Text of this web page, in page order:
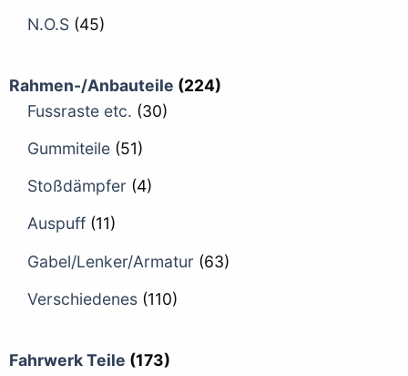
N.O.S (45)
Rahmen-/Anbauteile (224)
Fussraste etc. (30)
Gummiteile (51)
Stoßdämpfer (4)
Auspuff (11)
Gabel/Lenker/Armatur (63)
Verschiedenes (110)
Fahrwerk Teile (173)